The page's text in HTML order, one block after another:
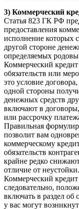
3) Коммерческий
Статья 823 ГК РФ
предоставления
исполнение которых
другой стороне
определяемых
Коммерческий кредит
обязательств или
это условие
одной стороны
денежных средств
включают в
или рассрочку
Правильная
позволит вам
коммерческому
обязательств
крайне редко
отличие от неустойки.
Коммерческий кредит
следовательно,
включать в раздел об
у вас могут